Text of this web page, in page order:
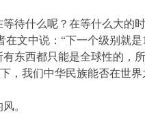
什么呢？在等什么大的时
在文中说：“下一个级别就
东西都只能是全球性的，
，我们中华民族能否在世界
。